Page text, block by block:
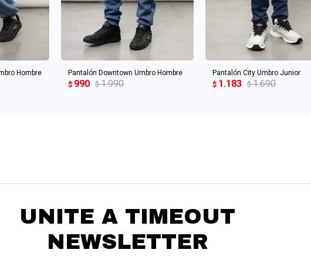
Hombre Pantalón Downtown Umbro Hombre
$ 990 $ 1.990
AGREGAR AL CARRITO
Pantalón City Umbro Junior
$ 1.183 $ 1.690
AGREGAR AL CARRITO
UNITE A TIMEOUT
NEWSLETTER